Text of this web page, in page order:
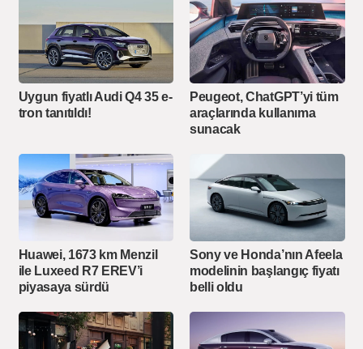
Uygun fiyatlı Audi Q4 35 e-
tron tanıtıldı!
Peugeot, ChatGPT’yi tüm
araçlarında kullanıma
sunacak
Huawei, 1673 km Menzil
ile Luxeed R7 EREV’i
piyasaya sürdü
Sony ve Honda’nın Afeela
modelinin başlangıç fiyatı
belli oldu